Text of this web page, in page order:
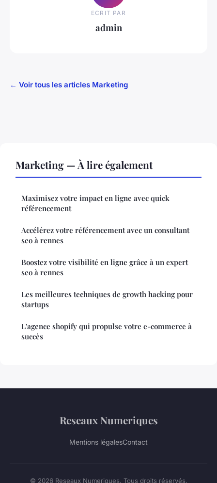
ECRIT PAR
admin
← Voir tous les articles Marketing
Marketing — À lire également
Maximisez votre impact en ligne avec quick
référencement
Accélérez votre référencement avec un consultant
seo à rennes
Boostez votre visibilité en ligne grâce à un expert
seo à rennes
Les meilleures techniques de growth hacking pour
startups
L'agence shopify qui propulse votre e-commerce à
succès
Reseaux Numeriques
Mentions légalesContact
© 2026 Reseaux Numeriques. Tous droits réservés.